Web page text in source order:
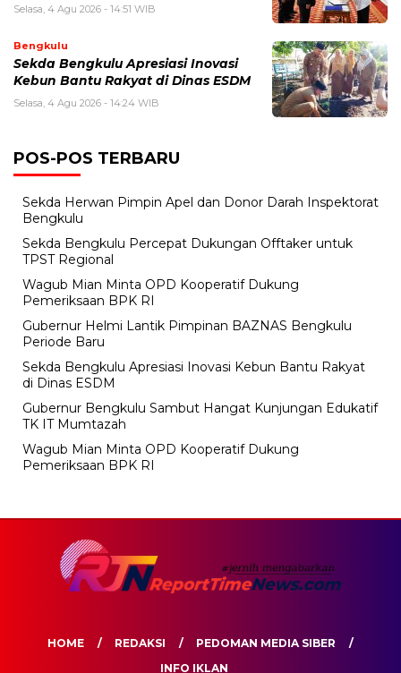
Selasa, 4 Agu 2026 - 14:51 WIB
Bengkulu
Sekda Bengkulu Apresiasi Inovasi
Kebun Bantu Rakyat di Dinas ESDM
Selasa, 4 Agu 2026 - 14:24 WIB
POS-POS TERBARU
Sekda Herwan Pimpin Apel dan Donor Darah Inspektorat
Bengkulu
Sekda Bengkulu Percepat Dukungan Offtaker untuk
TPST Regional
Wagub Mian Minta OPD Kooperatif Dukung
Pemeriksaan BPK RI
Gubernur Helmi Lantik Pimpinan BAZNAS Bengkulu
Periode Baru
Sekda Bengkulu Apresiasi Inovasi Kebun Bantu Rakyat
di Dinas ESDM
Gubernur Bengkulu Sambut Hangat Kunjungan Edukatif
TK IT Mumtazah
Wagub Mian Minta OPD Kooperatif Dukung
Pemeriksaan BPK RI
HOME REDAKSI
PEDOMAN MEDIA SIBER
INFO IKLAN